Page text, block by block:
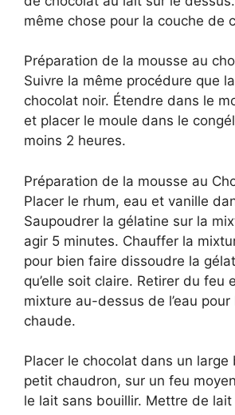
même chose pour la couche de
Préparation de la mousse au
Suivre la même procédure que
chocolat noir. Étendre dans le
et placer le moule dans le
moins 2 heures.
Préparation de la mousse au
Placer le rhum, eau et vanille
Saupoudrer la gélatine sur la
agir 5 minutes. Chauffer la
pour bien faire dissoudre la
qu’elle soit claire. Retirer du feu
mixture au-dessus de l’eau
chaude.
Placer le chocolat dans un large
petit chaudron, sur un feu
le lait sans bouillir. Mettre de